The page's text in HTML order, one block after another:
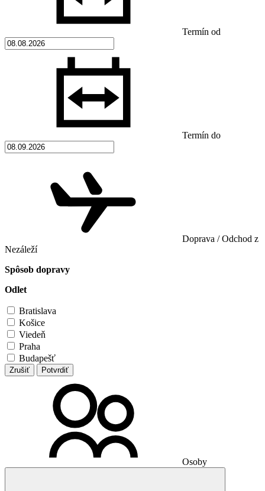
Termín od
Termín do
Doprava / Odchod z
Nezáleží
Spôsob dopravy
Odlet
Bratislava
Košice
Viedeň
Praha
Budapešť
Zrušiť Potvrdiť
Osoby